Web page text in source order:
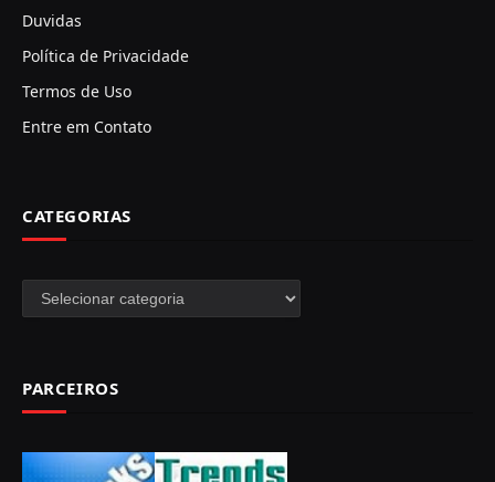
Duvidas
Política de Privacidade
Termos de Uso
Entre em Contato
CATEGORIAS
Categorias
PARCEIROS